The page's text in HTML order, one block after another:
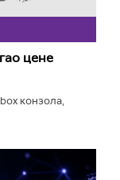
цене
конзола,